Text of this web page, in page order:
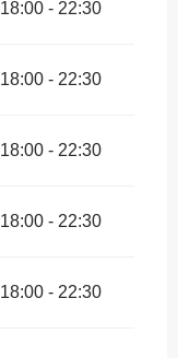
18:00 - 22:30
18:00 - 22:30
18:00 - 22:30
18:00 - 22:30
18:00 - 22:30